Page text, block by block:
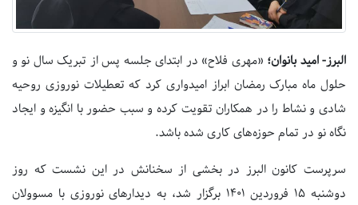
البرز- امید بانوان؛ «مهری فلاح» در ابتدای جلسه پس از تبریک سال نو و
حلول ماه مبارک رمضان ابراز امیدواری کرد که تعطیلات نوروزی روحیه
شادی و نشاط را در همکاران تقویت کرده و سبب حضور با انگیزه و ایجاد
نگاه نو در تمام حوزه‌های کاری شده باشد.
سرپرست کانون البرز در بخشی از سخنانش در این نشست که روز
دوشنبه ۱۵ فروردین ۱۴۰۱ برگزار شد، به دیدارهای نوروزی با مسوولان